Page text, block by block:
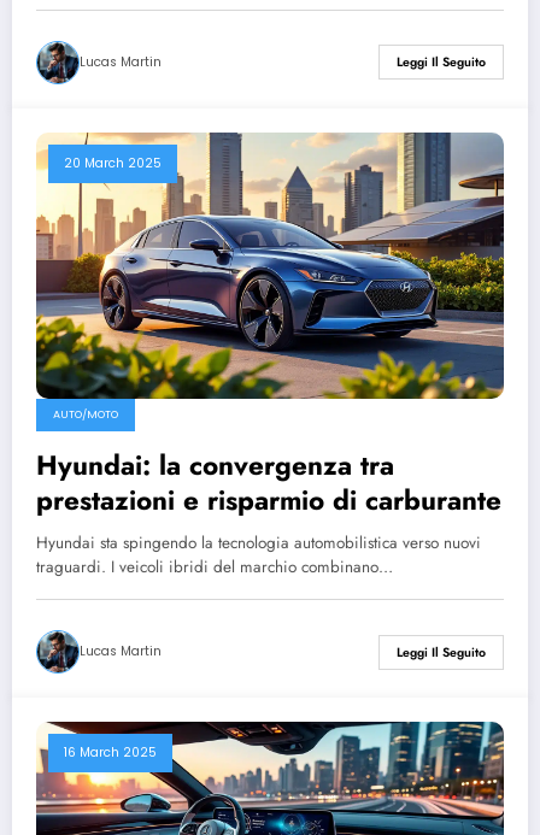
Lucas Martin Leggi Il Seguito
20 March 2025
AUTO/MOTO
Hyundai: la convergenza tra
prestazioni e risparmio di carburante
Hyundai sta spingendo la tecnologia automobilistica verso nuovi
traguardi. I veicoli ibridi del marchio combinano…
Lucas Martin Leggi Il Seguito
16 March 2025